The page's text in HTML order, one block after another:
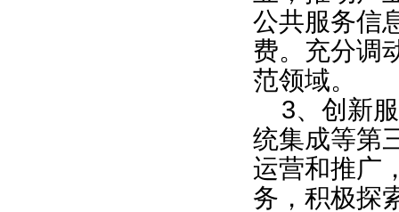
公共服务信
费。充分调
范领域。
3、创新
统集成等第
运营和推广
务，积极探